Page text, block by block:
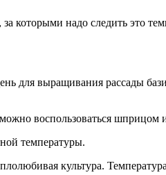
которыми надо следить это
для выращивания рассады
воспользоваться шприцом
температуры.
культура.